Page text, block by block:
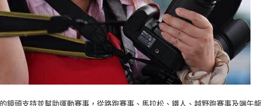
鏡頭支持並幫助運動賽事，從路跑賽事、馬拉松、鐵人、越野跑賽事及端午龍